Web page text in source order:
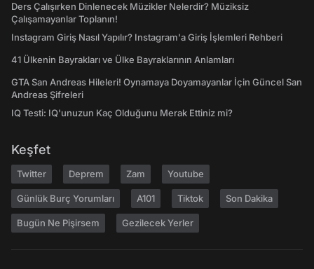
Ders Çalışırken Dinlenecek Müzikler Nelerdir? Müziksiz
Çalışamayanlar Toplanın!
Instagram Giriş Nasıl Yapılır? Instagram'a Giriş İşlemleri Rehberi
41 Ülkenin Bayrakları ve Ülke Bayraklarının Anlamları
GTA San Andreas Hileleri! Oynamaya Doyamayanlar İçin Güncel San
Andreas Şifreleri
IQ Testi: IQ'unuzun Kaç Olduğunu Merak Ettiniz mi?
Keşfet
Twitter Deprem Zam Youtube
Günlük Burç Yorumları A101 Tiktok Son Dakika
Bugün Ne Pişirsem Gezilecek Yerler